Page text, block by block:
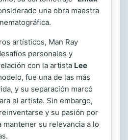
una obra maestra
artísticos, Man Ray
personales y
con la artista Lee
fue una de las más
y su separación marcó
el artista. Sin embargo,
y su pasión por
su relevancia a lo